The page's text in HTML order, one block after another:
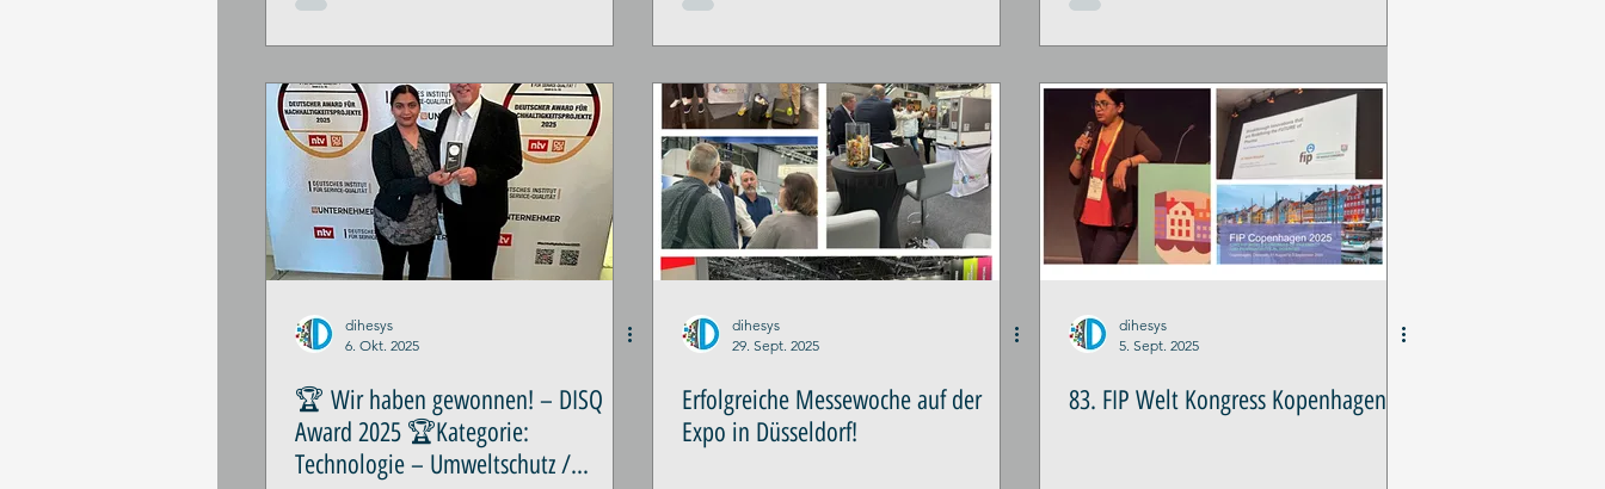
dihesys
6. Okt. 2025
🏆 Wir haben gewonnen! – DISQ
Award 2025 🏆Kategorie:
Technologie – Umweltschutz /
dihesys
29. Sept. 2025
Erfolgreiche Messewoche auf der
Expo in Düsseldorf!
dihesys
5. Sept. 2025
83. FIP Welt Kongress Kopenhagen